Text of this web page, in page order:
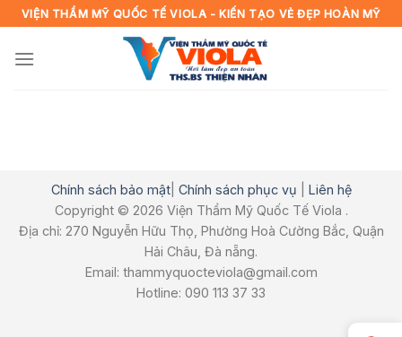
Skip
to
content
VIỆN THẨM MỸ QUỐC TẾ VIOLA - KIẾN TẠO VẺ ĐẸP HOÀN MỸ
Chính sách bảo mật| Chính sách phục vụ
Liên hệ
Copyright © 2026 Viện Thẩm Mỹ Quốc Tế Viola .
Địa chỉ: 270 Nguyễn Hữu Thọ, Phường Hoà Cường Bắc, Quận
Hải Châu, Đà nẵng.
Email: thammyquocteviola@gmail.com
Hotline: 090 113 37 33